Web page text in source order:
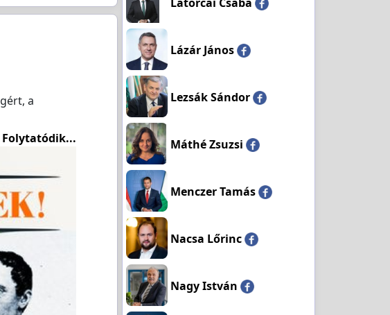
a
Folytatódik...
Lázár János
Lezsák Sándor
Máthé Zsuzsi
Menczer Tamás
Nacsa Lőrinc
Nagy István